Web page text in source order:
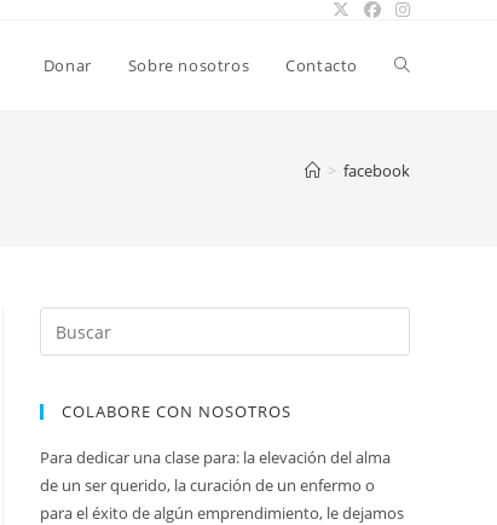
Donar Sobre nosotros Contacto Alternar
> facebook
COLABORE CON NOSOTROS
Para dedicar una clase para: la elevación del alma
de un ser querido, la curación de un enfermo o
para el éxito de algún emprendimiento, le dejamos